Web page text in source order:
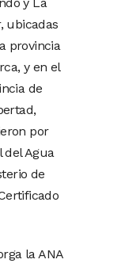
y La
ubicadas
provincia
y en el
de
por
del Agua
de
la ANA